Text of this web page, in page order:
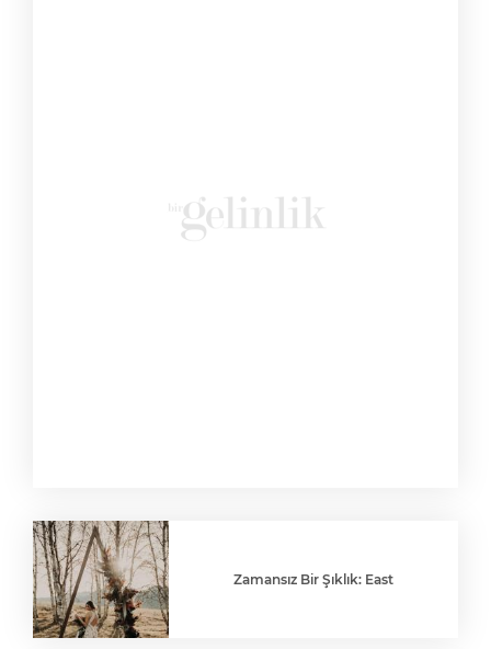
Zamansız Bir Şıklık: East